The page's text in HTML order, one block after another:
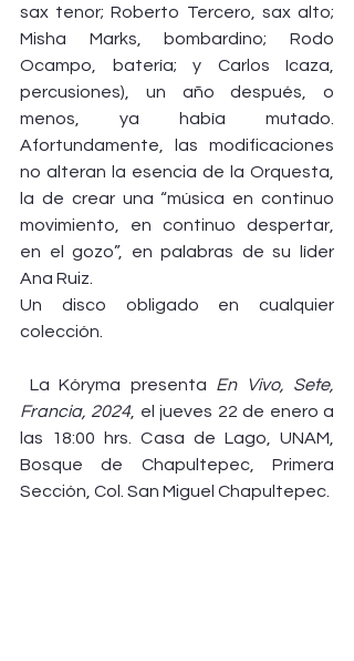
sax tenor; Roberto Tercero, sax alto;
Misha Marks, bombardino; Rodo
Ocampo, batería; y Carlos Icaza,
percusiones), un año después, o
menos, ya había mutado.
Afortundamente, las modificaciones
no alteran la esencia de la Orquesta,
la de crear una “música en continuo
movimiento, en continuo despertar,
en el gozo”, en palabras de su líder
Ana Ruiz.
Un disco obligado en cualquier
colección.
La Kóryma presenta En Vivo, Sete,
Francia, 2024, el jueves 22 de enero a
las 18:00 hrs. Casa de Lago, UNAM,
Bosque de Chapultepec, Primera
Sección, Col. San Miguel Chapultepec.